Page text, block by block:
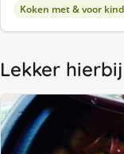
Koken met & voor
Lekker hierbij